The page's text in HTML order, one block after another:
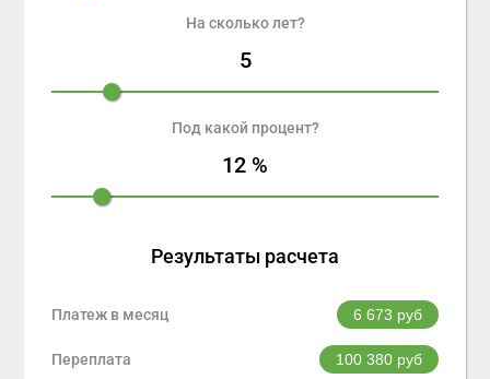
На сколько лет?
5
Под какой процент?
12 %
Результаты расчета
Платеж в месяц 6 673 руб
Переплата 100 380руб